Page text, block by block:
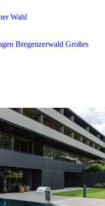
Wahl
Bregenzerwald Großes